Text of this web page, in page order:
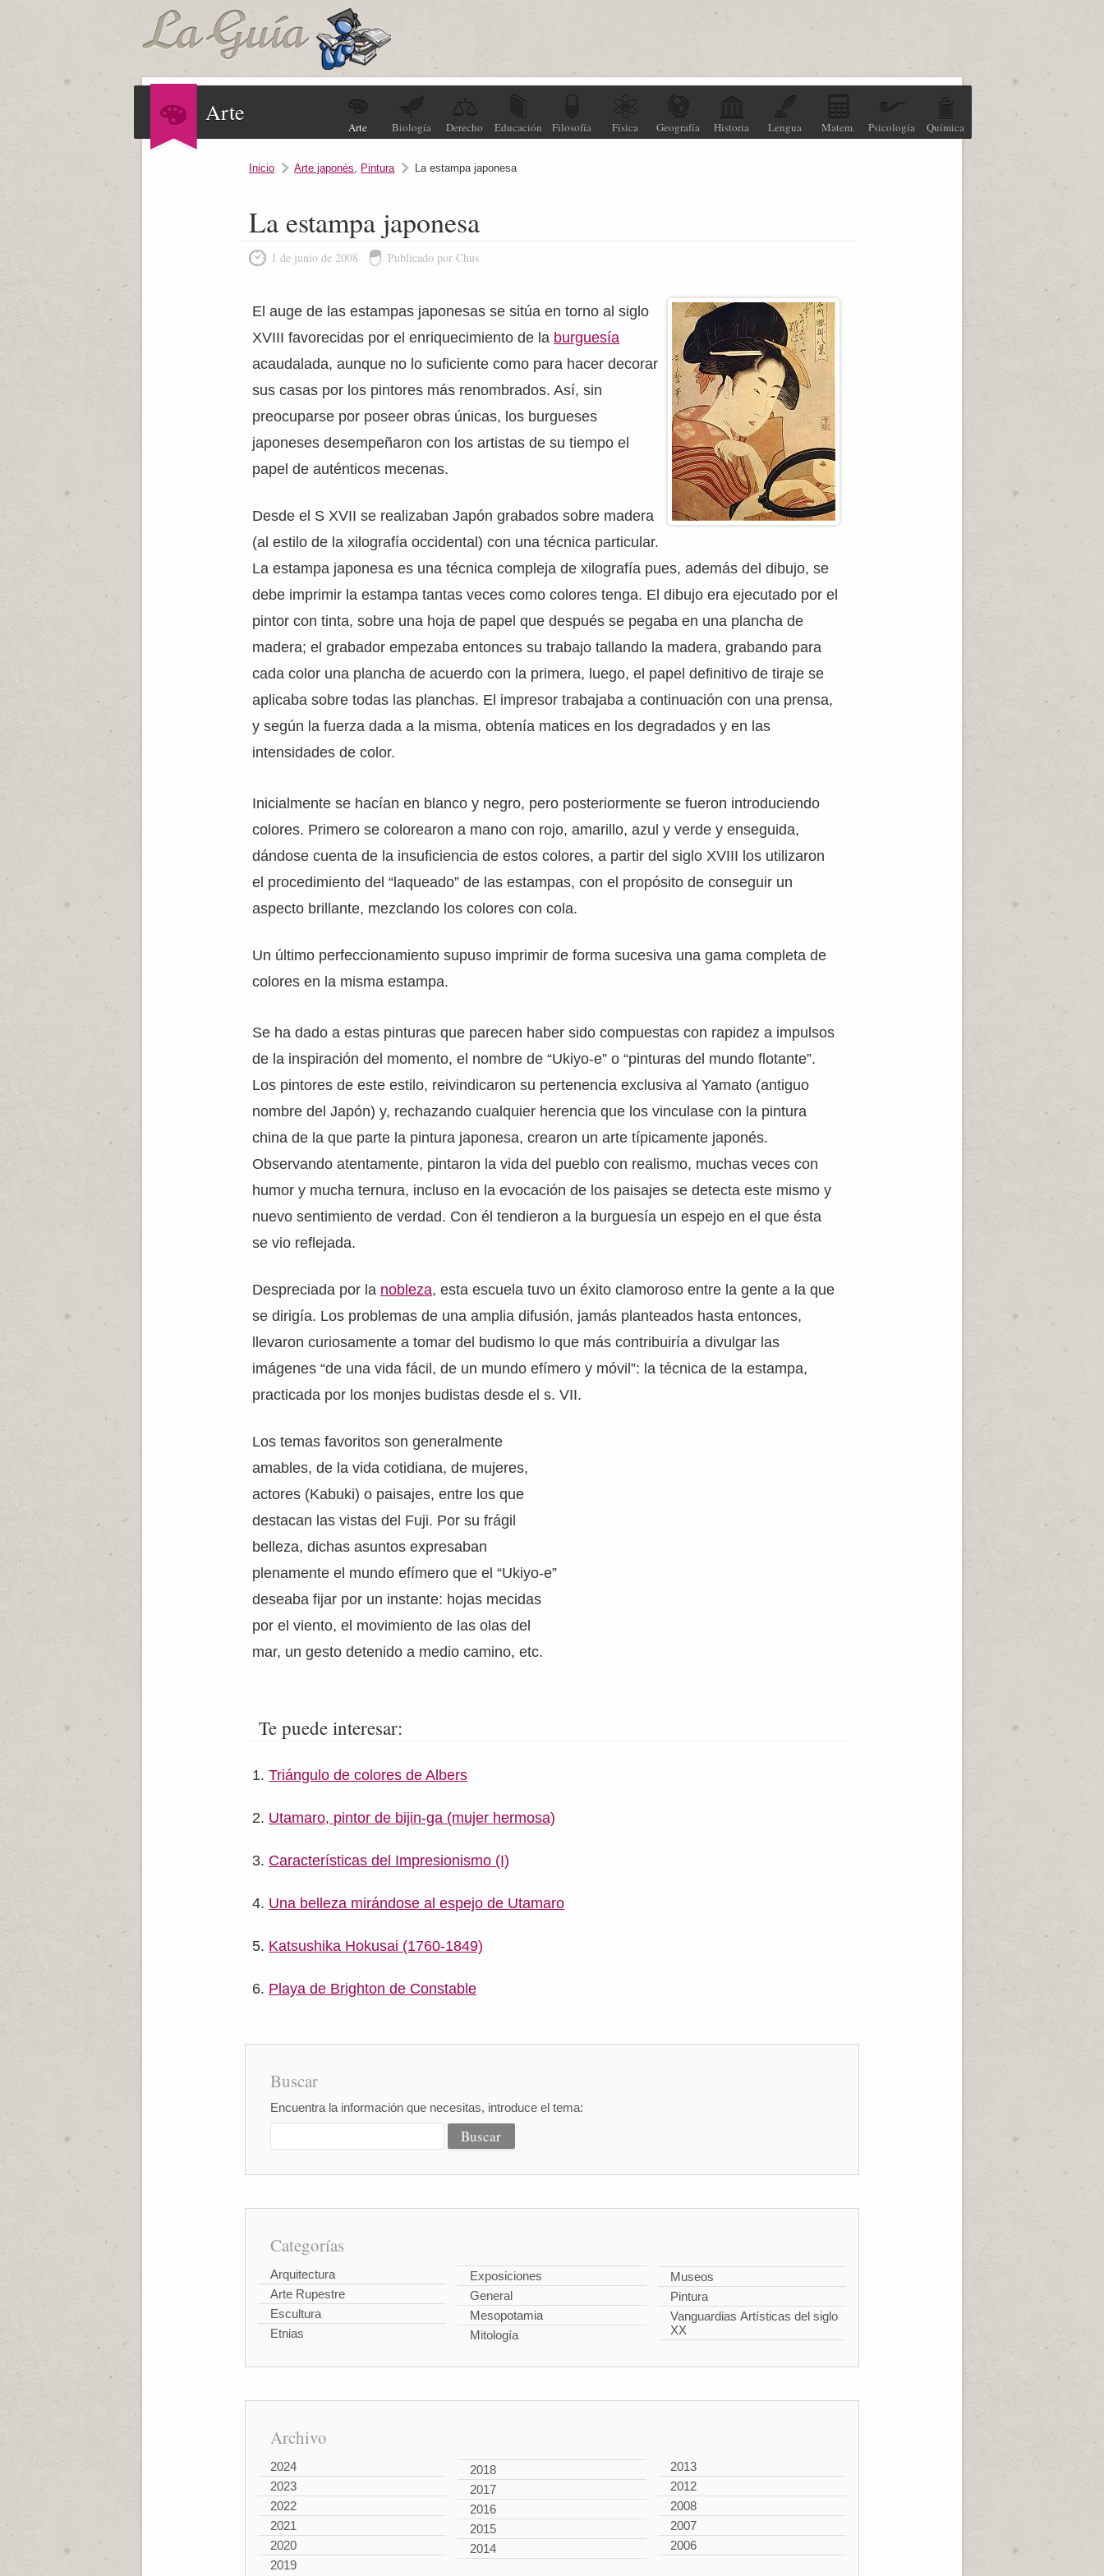
Arte
Arte Biología Derecho Educación Filosofía Física Geografía Historia Lengua Matem. Psicología Química
Inicio Arte japonés, Pintura La estampa japonesa
La estampa japonesa
1 de junio de 2008 Publicado por Chus
El auge de las estampas japonesas se sitúa en torno al siglo
XVIII favorecidas por el enriquecimiento de la burguesía
acaudalada, aunque no lo suficiente como para hacer decorar
sus casas por los pintores más renombrados. Así, sin
preocuparse por poseer obras únicas, los burgueses
japoneses desempeñaron con los artistas de su tiempo el
papel de auténticos mecenas.
Desde el S XVII se realizaban Japón grabados sobre madera
(al estilo de la xilografía occidental) con una técnica particular.
La estampa japonesa es una técnica compleja de xilografía pues, además del dibujo, se
debe imprimir la estampa tantas veces como colores tenga. El dibujo era ejecutado por el
pintor con tinta, sobre una hoja de papel que después se pegaba en una plancha de
madera; el grabador empezaba entonces su trabajo tallando la madera, grabando para
cada color una plancha de acuerdo con la primera, luego, el papel definitivo de tiraje se
aplicaba sobre todas las planchas. El impresor trabajaba a continuación con una prensa,
y según la fuerza dada a la misma, obtenía matices en los degradados y en las
intensidades de color.
Inicialmente se hacían en blanco y negro, pero posteriormente se fueron introduciendo
colores. Primero se colorearon a mano con rojo, amarillo, azul y verde y enseguida,
dándose cuenta de la insuficiencia de estos colores, a partir del siglo XVIII los utilizaron
el procedimiento del “laqueado” de las estampas, con el propósito de conseguir un
aspecto brillante, mezclando los colores con cola.
Un último perfeccionamiento supuso imprimir de forma sucesiva una gama completa de
colores en la misma estampa.
Se ha dado a estas pinturas que parecen haber sido compuestas con rapidez a impulsos
de la inspiración del momento, el nombre de “Ukiyo-e” o “pinturas del mundo flotante”.
Los pintores de este estilo, reivindicaron su pertenencia exclusiva al Yamato (antiguo
nombre del Japón) y, rechazando cualquier herencia que los vinculase con la pintura
china de la que parte la pintura japonesa, crearon un arte típicamente japonés.
Observando atentamente, pintaron la vida del pueblo con realismo, muchas veces con
humor y mucha ternura, incluso en la evocación de los paisajes se detecta este mismo y
nuevo sentimiento de verdad. Con él tendieron a la burguesía un espejo en el que ésta
se vio reflejada.
Despreciada por la nobleza, esta escuela tuvo un éxito clamoroso entre la gente a la que
se dirigía. Los problemas de una amplia difusión, jamás planteados hasta entonces,
llevaron curiosamente a tomar del budismo lo que más contribuiría a divulgar las
imágenes “de una vida fácil, de un mundo efímero y móvil”: la técnica de la estampa,
practicada por los monjes budistas desde el s. VII.
Los temas favoritos son generalmente
amables, de la vida cotidiana, de mujeres,
actores (Kabuki) o paisajes, entre los que
destacan las vistas del Fuji. Por su frágil
belleza, dichas asuntos expresaban
plenamente el mundo efímero que el “Ukiyo-e”
deseaba fijar por un instante: hojas mecidas
por el viento, el movimiento de las olas del
mar, un gesto detenido a medio camino, etc.
Te puede interesar:
Triángulo de colores de Albers
Utamaro, pintor de bijin-ga (mujer hermosa)
Características del Impresionismo (I)
Una belleza mirándose al espejo de Utamaro
Katsushika Hokusai (1760-1849)
Playa de Brighton de Constable
Buscar
Encuentra la información que necesitas, introduce el tema:
Categorías
Arquitectura
Arte Rupestre
Escultura
Etnias
Exposiciones
General
Mesopotamia
Mitología
Museos
Pintura
Vanguardias Artísticas del siglo
XX
Archivo
2024
2023
2022
2021
2020
2019
2018
2017
2016
2015
2014
2013
2012
2008
2007
2006